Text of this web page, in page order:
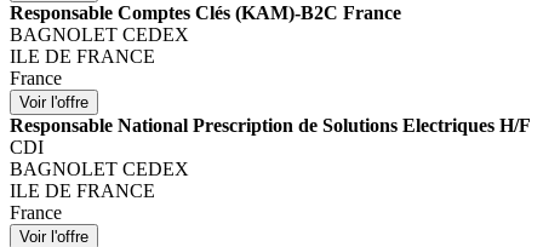
Responsable Comptes Clés (KAM)-B2C France
BAGNOLET CEDEX
ILE DE FRANCE
France
Responsable National Prescription de Solutions Electriques H/F
CDI
BAGNOLET CEDEX
ILE DE FRANCE
France